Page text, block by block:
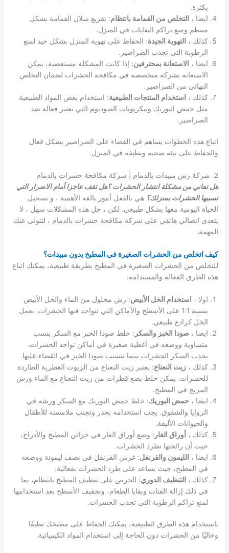
بكثرة.
ايضا ، التخلص من القمامة بانتظام: تفريغ سلال القمامة بشكل
منتظم ومنع تراكم النفايات في المنزل.
كذلك ، التهوية الجيدة: الحفاظ على تهوية المنزل بشكل جيد لمنع
الرطوبة التي تجذب الصراصير.
ايضا ،
الاستعانة بمحترفين: إذا كانت المشكلة مستعصية، يمكن
الاستعانة بشركة متخصصة في مكافحة الحشرات لضمان التخلص
النهائي من الصراصير.
كذلك ،
استخدام المنتجات الطبيعية: استخدام بعض المواد الطبيعية
مثل حمض البوريك وبيكربونات الصوديوم التي تعتبر فعالة ضد
الصراصير.
اتباع هذه الخطوات يساهم في القضاء على الصراصير بشكل فعال
والحفاظ على بيئة صحية ونظيفة في المنزل.
2. شركة رش مبيدات بالدمام | شركة مكافحة حشرات بالدمام
هل تعاني من مشكلة انتشار الحشرات ؟هل تقف عاجزا أمام الاضرار التي
تسببها الحشرات بمنزلك؟ هي بالفعل أمور بالغة الأهمية ، و تسحيل
الحياة اليومية معها بشكل طبيعي. لكن ، حل هذه المشكلات سهل ، لا
يتعدى اتصالي هاتفي على شركة مكافحة حشرات بالدمام ، لتتولى عنك
المهمة.
كيف اتخلص من الحشرات الصغيرة في المطبخ بدون مبيدات؟
للتخلص من الحشرات الصغيرة في المطبخ بطريقة طبيعية، يمكنك اتباع
هذه الطرق الفعالة والمستدامة:
اولا ، استخدام الخل الأبيض: رش محلول من الماء والخل الأبيض
بنسبة 1:1 على الأسطح والأماكن التي تتواجد فيها الحشرات. يعمل
الخل كرادع طبيعي.
ايضا ،صودا الخبز والسكر : خلط صودا الخبز مع السكر بنسب
متساوية ووضعه في أغطية صغيرة في أماكن تواجد الحشرات.
يجذب السكر الحشرات بينما تتسبب صودا الخبز في القضاء عليها.
كذلك ،زيت النعناع: يعتبر زيت النعناع من الزيوت العطرية الطاردة
للحشرات. يمكن خلط بضع قطرات من زيت النعناع مع الماء ورش
المزيج في المطبخ.
ايضا ، حمض البوريك: خلط حمض البوريك مع السكر ورشه في
الزوايا والشقوق. يجب استخدامه بحذر وتجنب ملامسته للأطفال
والحيوانات الأليفة.
كذلك ، أوراق الغار : وضع أوراق الغار في خزائن المطبخ والأدراج،
حيث أن رائحتها تطرد الحشرات.
ايضا ، الليمون والقرنفل: غرس القرنفل في نصف ليمونة ووضعه
في المطبخ، حيث يساعد على طرد الحشرات بفعالية.
كذلك ، التنظيف الدوري: الحرص على تنظيف المطبخ بانتظام، بما
في ذلك إزالة الفتات وبقايا الطعام، وتجفيف الأسطح بعد استخدامها
لمنع تراكم الرطوبة التي تجذب الحشرات.
باستخدام هذه الطرق الطبيعية، يمكنك الحفاظ على مطبخك نظيفًا
وخاليًا من الحشرات دون الحاجة إلى استخدام المواد الكيميائية.